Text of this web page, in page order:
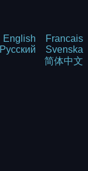
English
Francais
Русский
Svenska
简体中文